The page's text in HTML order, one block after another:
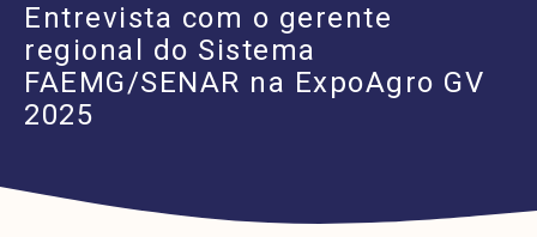
Entrevista com o gerente
regional do Sistema
FAEMG/SENAR na ExpoAgro GV
2025